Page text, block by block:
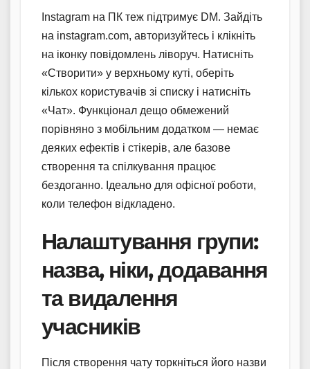
Instagram на ПК теж підтримує DM. Зайдіть
на instagram.com, авторизуйтесь і клікніть
на іконку повідомлень ліворуч. Натисніть
«Створити» у верхньому куті, оберіть
кількох користувачів зі списку і натисніть
«Чат». Функціонал дещо обмежений
порівняно з мобільним додатком — немає
деяких ефектів і стікерів, але базове
створення та спілкування працює
бездоганно. Ідеально для офісної роботи,
коли телефон відкладено.
Налаштування групи:
назва, ніки, додавання
та видалення
учасників
Після створення чату торкніться його назви